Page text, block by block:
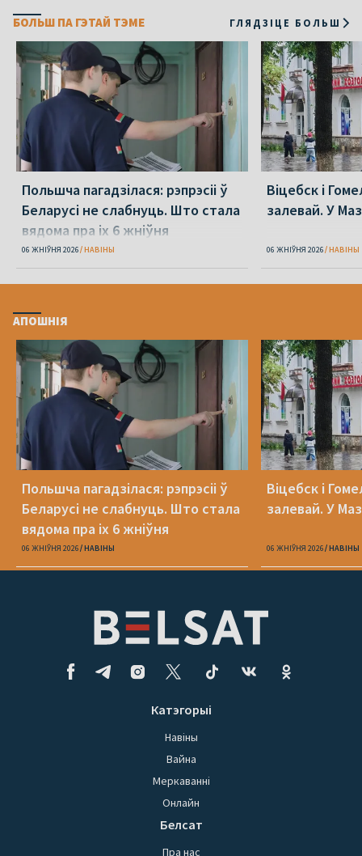
БОЛЬШ ПА ГЭТАЙ ТЭМЕ ГЛЯДЗІЦЕ БОЛЬШ
Польшча пагадзілася: рэпрэсіі ў
Беларусі не слабнуць. Што стала
вядома пра іх 6 жніўня
06 ЖНІЎНЯ 2026 НАВІНЫ
Віцебск і
залевай. У
06 ЖНІЎНЯ 2026 НАВІНЫ
АПОШНІЯ
Польшча пагадзілася: рэпрэсіі ў
Беларусі не слабнуць. Што стала
вядома пра іх 6 жніўня
06 ЖНІЎНЯ 2026 НАВІНЫ
Віцебск і
залевай. У
06 ЖНІЎНЯ 2026 НАВІНЫ
Катэгорыі
Навіны
Вайна
Меркаванні
Онлайн
Белсат
Пра нас